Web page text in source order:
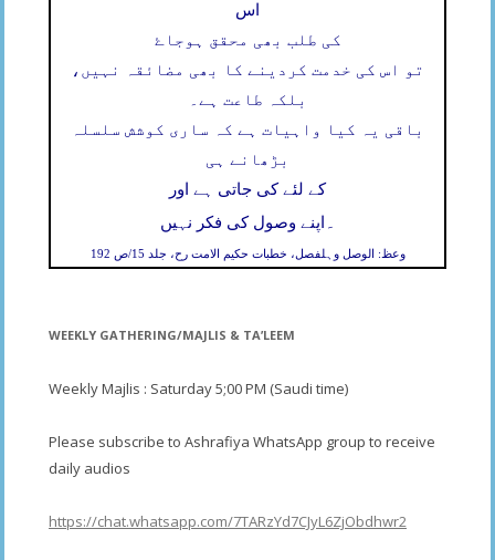
اس
کی طلب بھی محقق ہوجاۓ
تو اس کی خدمت کردینے کا بھی مضائقہ نہیں،
بلکہ طاعت ہے۔
باقی یہ کیا واہیات ہے کہ ساری کوشش سلسلہ
بڑھانے ہی
کے لئے کی جاتی ہے اور
اپنے وصول کی فکر نہیں ۔
وعظ: الوصل وہلفصل، خطبات حکیم الامت رح، جلد 15/ص 192
WEEKLY GATHERING/MAJLIS & TA’LEEM
Weekly Majlis : Saturday 5;00 PM (Saudi time)
Please subscribe to Ashrafiya WhatsApp group to receive
daily audios
https://chat.whatsapp.com/7TARzYd7CJyL6ZjObdhwr2